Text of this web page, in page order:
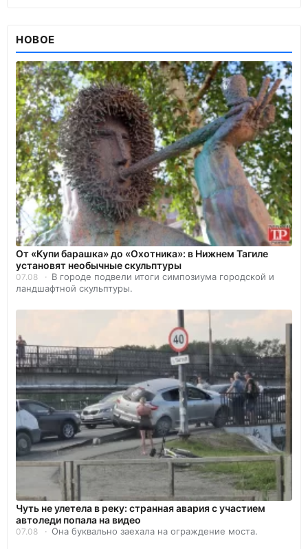
НОВОЕ
От «Купи барашка» до «Охотника»: в Нижнем Тагиле
установят необычные скульптуры
07.08
В городе подвели итоги симпозиума городской и
ландшафтной скульптуры.
Чуть не улетела в реку: странная авария с участием
автоледи попала на видео
07.08 Она буквально заехала на ограждение моста.